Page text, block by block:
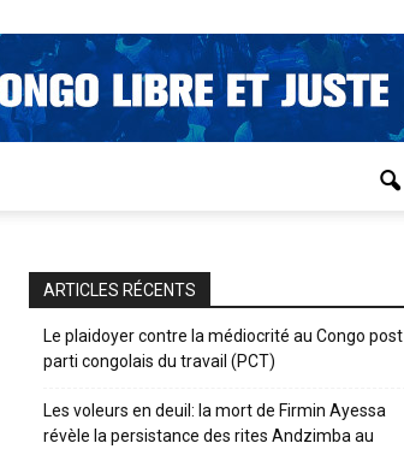
ARTICLES RÉCENTS
Le plaidoyer contre la médiocrité au Congo post
parti congolais du travail (PCT)
Les voleurs en deuil: la mort de Firmin Ayessa
révèle la persistance des rites Andzimba au